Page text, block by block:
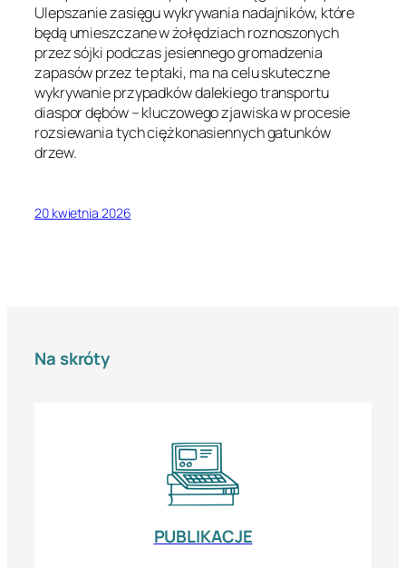
Ulepszanie zasięgu wykrywania nadajników, które
będą umieszczane w żołędziach roznoszonych
przez sójki podczas jesiennego gromadzenia
zapasów przez te ptaki, ma na celu skuteczne
wykrywanie przypadków dalekiego transportu
diaspor dębów – kluczowego zjawiska w procesie
rozsiewania tych ciężkonasiennych gatunków
drzew.
20 kwietnia 2026
Na skróty
PUBLIKACJE